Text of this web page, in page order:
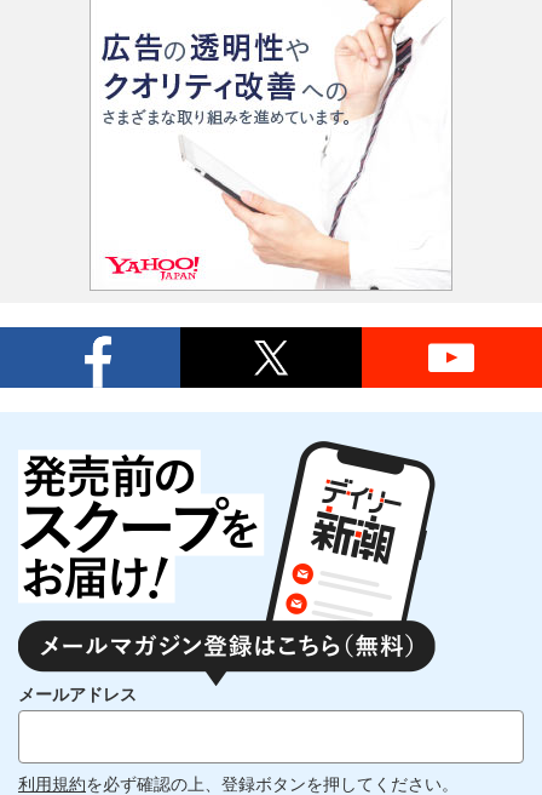
メールアドレス
利用規約を必ず確認の上、登録ボタンを押してください。